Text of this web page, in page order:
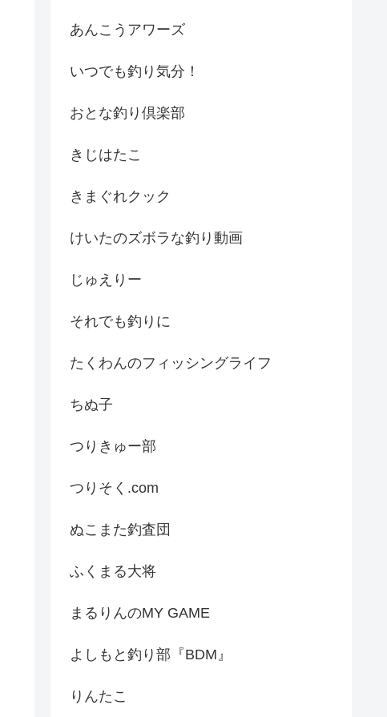
あんこうアワーズ
いつでも釣り気分！
おとな釣り倶楽部
きじはたこ
きまぐれクック
けいたのズボラな釣り動画
じゅえりー
それでも釣りに
たくわんのフィッシングライフ
ちぬ子
つりきゅー部
つりそく.com
ぬこまた釣査団
ふくまる大将
まるりんのMY GAME
よしもと釣り部『BDM』
りんたこ